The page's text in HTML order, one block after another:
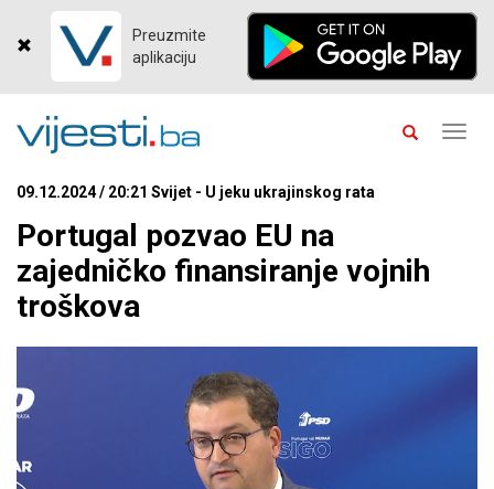
Preuzmite
aplikaciju
09.12.2024 / 20:21 Svijet - U jeku ukrajinskog rata
Portugal pozvao EU na
zajedničko finansiranje vojnih
troškova